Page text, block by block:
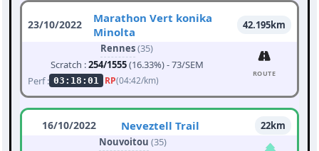
23/10/2022
Marathon Vert konika
Minolta
42.195km
Rennes(35)
Scratch :254/1555(16.33%) - 73/SEM
Perf : 03:18:01 RP(04:42/km)
ROUTE
16/10/2022 Neveztell Trail
22km
Nouvoitou (35)